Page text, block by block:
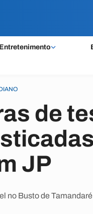
Entretenimento
de
JP
no Busto de